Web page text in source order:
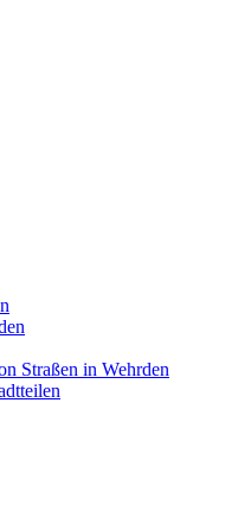
Straßen in Wehrden